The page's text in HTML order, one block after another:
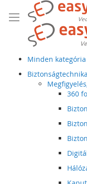
Minden kategória
Biztonságtechnika
360